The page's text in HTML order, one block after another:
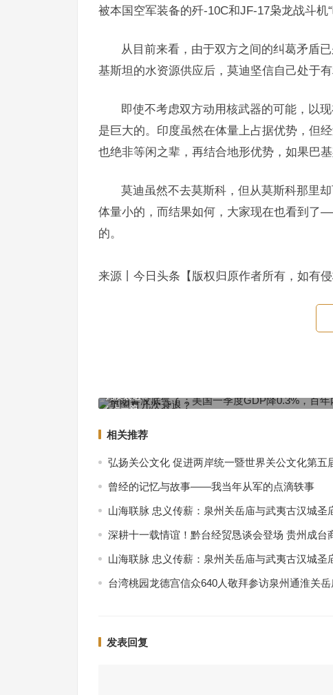
被本国空军装备的歼-10C和JF-17枭龙战斗机“
从目前来看，由于双方之间的纠葛矛盾
基斯坦的水资源供应后，莫迪坚信自己处于
即使不考虑双方动用核武器的可能，以
是巨大的。印度虽然在体量上占据优势，但
也绝非等闲之辈，再结合地形优势，如果巴
莫迪虽然不去莫斯科，但从莫斯科那里
体量小的，而结果如何，大家现在也看到了
的。
来源丨今日头条【版权归原作者所有，如有侵
上一篇
几次衰退？
相关推荐
弘扬关公文化 促进两岸统一暨世界关公文化第五
曾经的记忆与故事——我当年从军的点滴轶事
山海联脉 忠义传薪：泉州关岳庙与武夷古汉城圣
深耕十一载情谊！黔台经贸恳谈会登场 贵州成台
山海联脉 忠义传薪：泉州关岳庙与武夷古汉城圣
台湾桃园龙德宫信众640人敬拜参访泉州通淮关岳
发表回复